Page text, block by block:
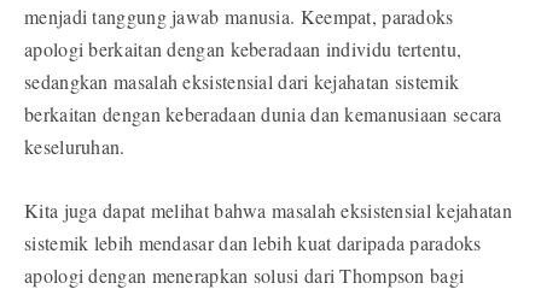
menjadi tanggung jawab manusia. Keempat, paradoks
apologi berkaitan dengan keberadaan individu tertentu,
sedangkan masalah eksistensial dari kejahatan sistemik
berkaitan dengan keberadaan dunia dan kemanusiaan secara
keseluruhan.
Kita juga dapat melihat bahwa masalah eksistensial kejahatan
sistemik lebih mendasar dan lebih kuat daripada paradoks
apologi dengan menerapkan solusi dari Thompson bagi